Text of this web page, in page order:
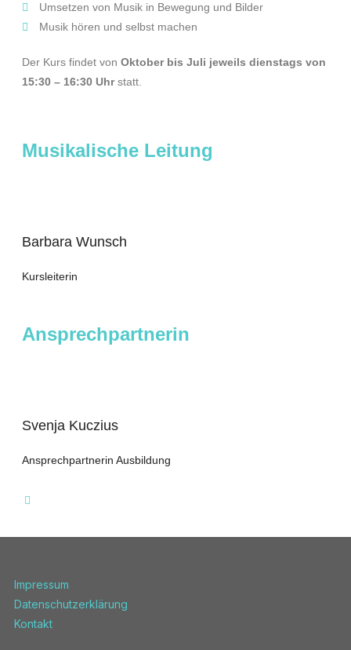
Umsetzen von Musik in Bewegung und Bilder
Musik hören und selbst machen
Der Kurs findet von Oktober bis Juli jeweils dienstags von
15:30 – 16:30 Uhrstatt.
Musikalische Leitung
Barbara Wunsch
Kursleiterin
Ansprechpartnerin
Svenja Kuczius
Ansprechpartnerin Ausbildung
Impressum
Datenschutzerklärung
Kontakt